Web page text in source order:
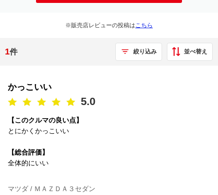
※販売店レビューの投稿はこちら
1件 絞り込み 並べ替え
かっこいい
5.0
【このクルマの良い点】
とにかくかっこいい
【総合評価】
全体的にいい
マツダ / ＭＡＺＤＡ３セダン